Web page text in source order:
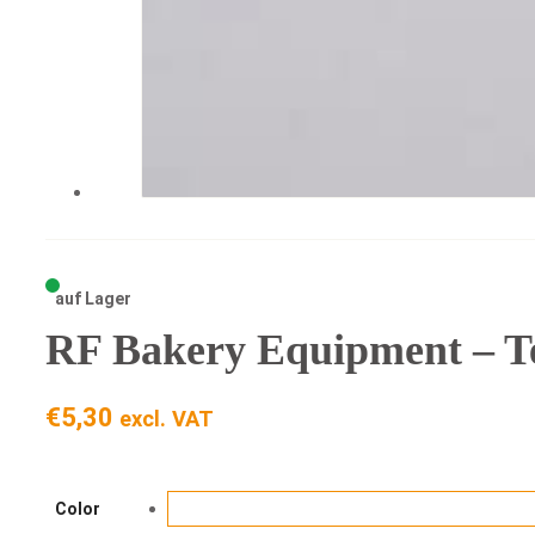
auf Lager
RF Bakery Equipment –
€5,30 excl. VAT
Color